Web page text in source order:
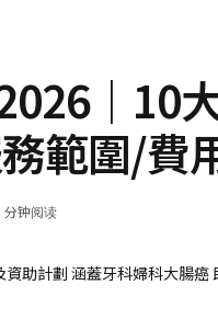
｜10
範圍/費
分钟阅读